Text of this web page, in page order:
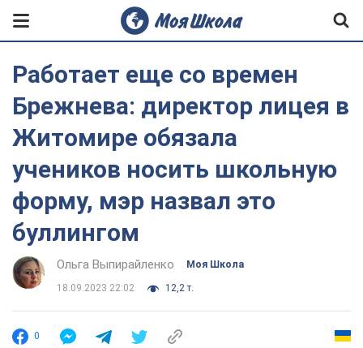
Работает еще со времен
Брежнева: директор лицея в
Житомире обязала
учеников носить школьную
форму, мэр назвал это
буллингом
Ольга Выпирайленко Моя Школа
18.09.2023 22:02 12,2 т.
0